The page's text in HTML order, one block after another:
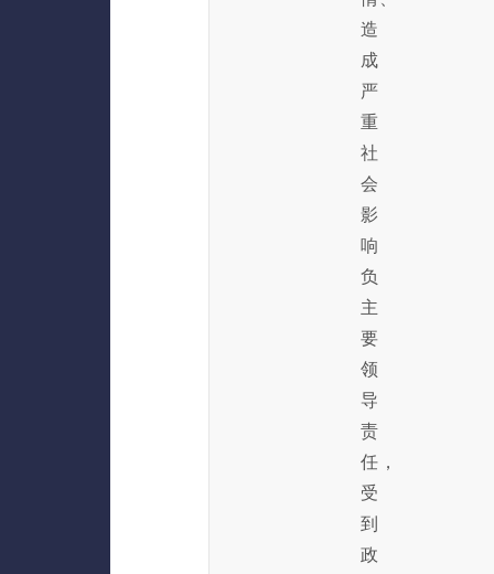
造
成
严
重
社
会
影
响
负
主
要
领
导
责
任，
受
到
政